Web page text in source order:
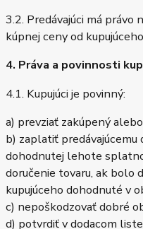
3.2. Predávajúci má právo
kúpnej ceny od
4. Práva a povinnosti
4.1. Kupujúci je povinný:
a) prevziať zakúpený
b) zaplatiť
dohodnutej lehote
doručenie tovaru, ak bolo
kupujúceho dohodnuté v
c) nepoškodzovať dobré
d) potvrdiť v dodacom